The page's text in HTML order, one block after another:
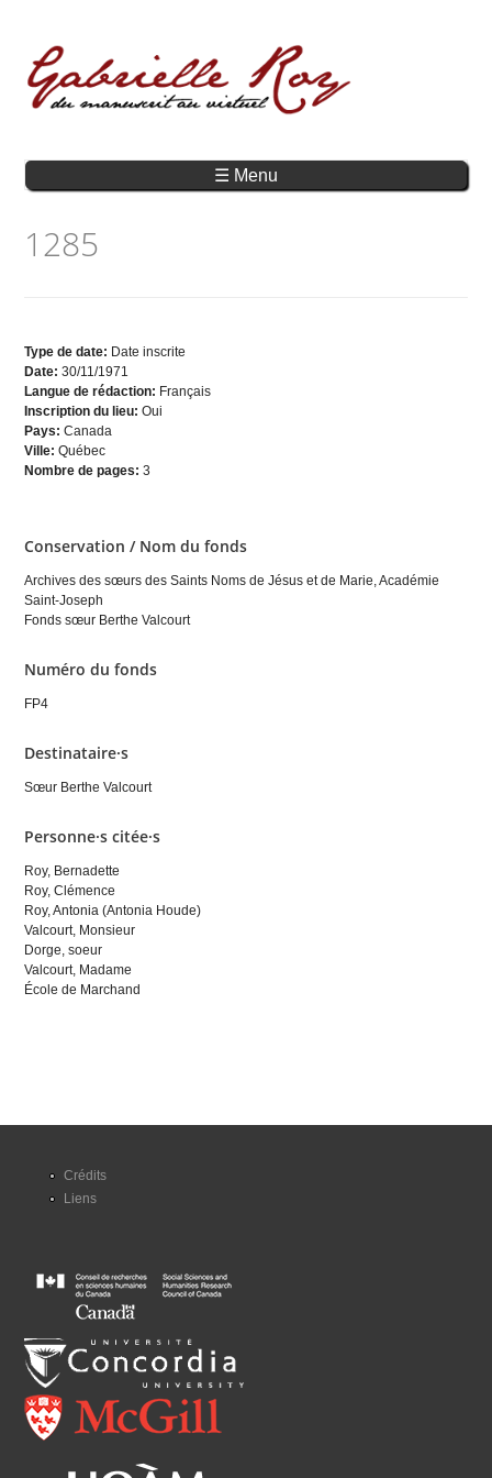
☰ Menu
1285
Type de date: Date inscrite
Date:30/11/1971
Langue de rédaction: Français
Inscription du lieu:Oui
Pays:Canada
Ville:Québec
Nombre de pages:3
Conservation / Nom du fonds
Archives des sœurs des Saints Noms de Jésus et de Marie, Académie
Saint-Joseph
Fonds sœur Berthe Valcourt
Numéro du fonds
FP4
Destinataire·s
Sœur Berthe Valcourt
Personne·s citée·s
Roy, Bernadette
Roy, Clémence
Roy, Antonia (Antonia Houde)
Valcourt, Monsieur
Dorge, soeur
Valcourt, Madame
École de Marchand
Crédits
Liens